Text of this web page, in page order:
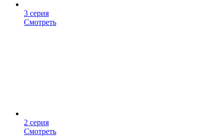
3 серия
Смотреть
2 серия
Смотреть